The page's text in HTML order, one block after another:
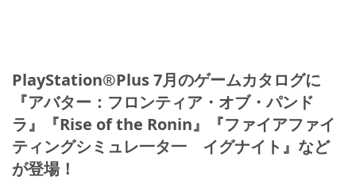
PlayStation®Plus 7月のゲームカタログに
『アバター：フロンティア・オブ・パンド
ラ』『Rise of the Ronin』『ファイアファイ
ティングシミュレ一タ一 イグナイト』など
が登場！